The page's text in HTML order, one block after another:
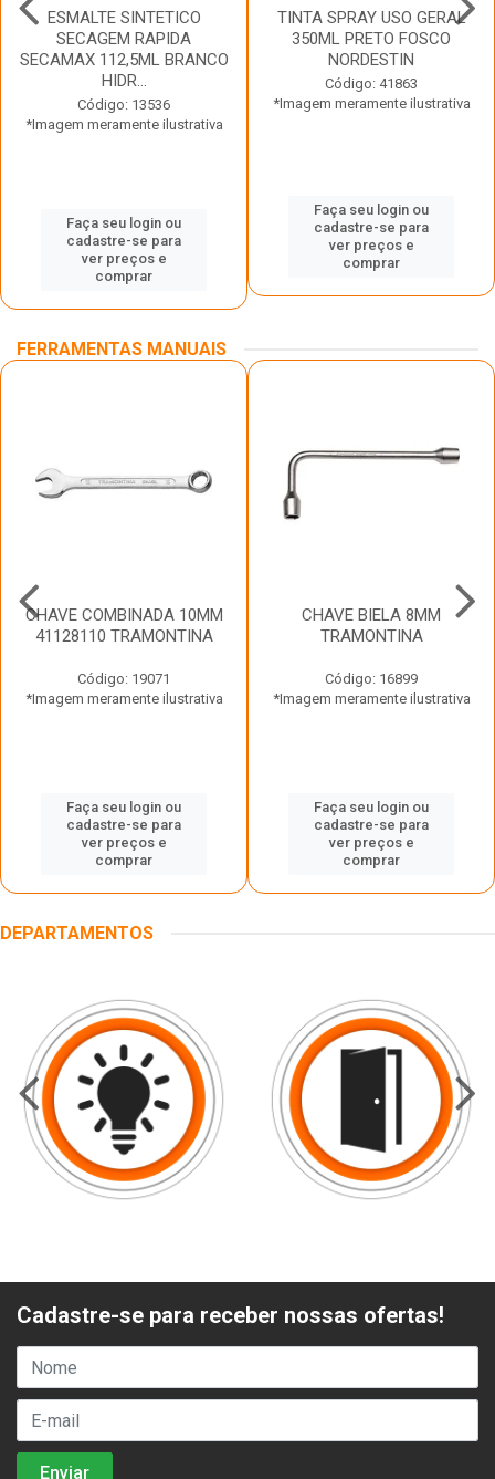
ESMALTE SINTETICO
SECAGEM RAPIDA
SECAMAX 112,5ML BRANCO
HIDR...
Código: 13536
*Imagem meramente ilustrativa
Faça seu login ou
cadastre-se para
ver preços e
comprar
TINTA SPRAY USO GERAL
350ML PRETO FOSCO
NORDESTIN
Código: 41863
*Imagem meramente ilustrativa
Faça seu login ou
cadastre-se para
ver preços e
comprar
FERRAMENTAS MANUAIS
CHAVE COMBINADA 10MM
41128110 TRAMONTINA
Código: 19071
*Imagem meramente ilustrativa
Faça seu login ou
cadastre-se para
ver preços e
comprar
CHAVE BIELA 8MM
TRAMONTINA
Código: 16899
*Imagem meramente ilustrativa
Faça seu login ou
cadastre-se para
ver preços e
comprar
DEPARTAMENTOS
Cadastre-se para receber nossas ofertas!